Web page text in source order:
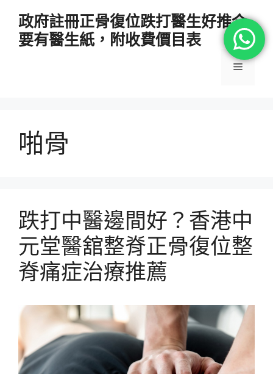
政府註冊正骨復位跌打醫生好推介
要有醫生紙，附收費價目表
選
啪骨
跌打中醫邊間好？香港中
元堂醫舘整脊正骨復位整
脊痛症治療推薦